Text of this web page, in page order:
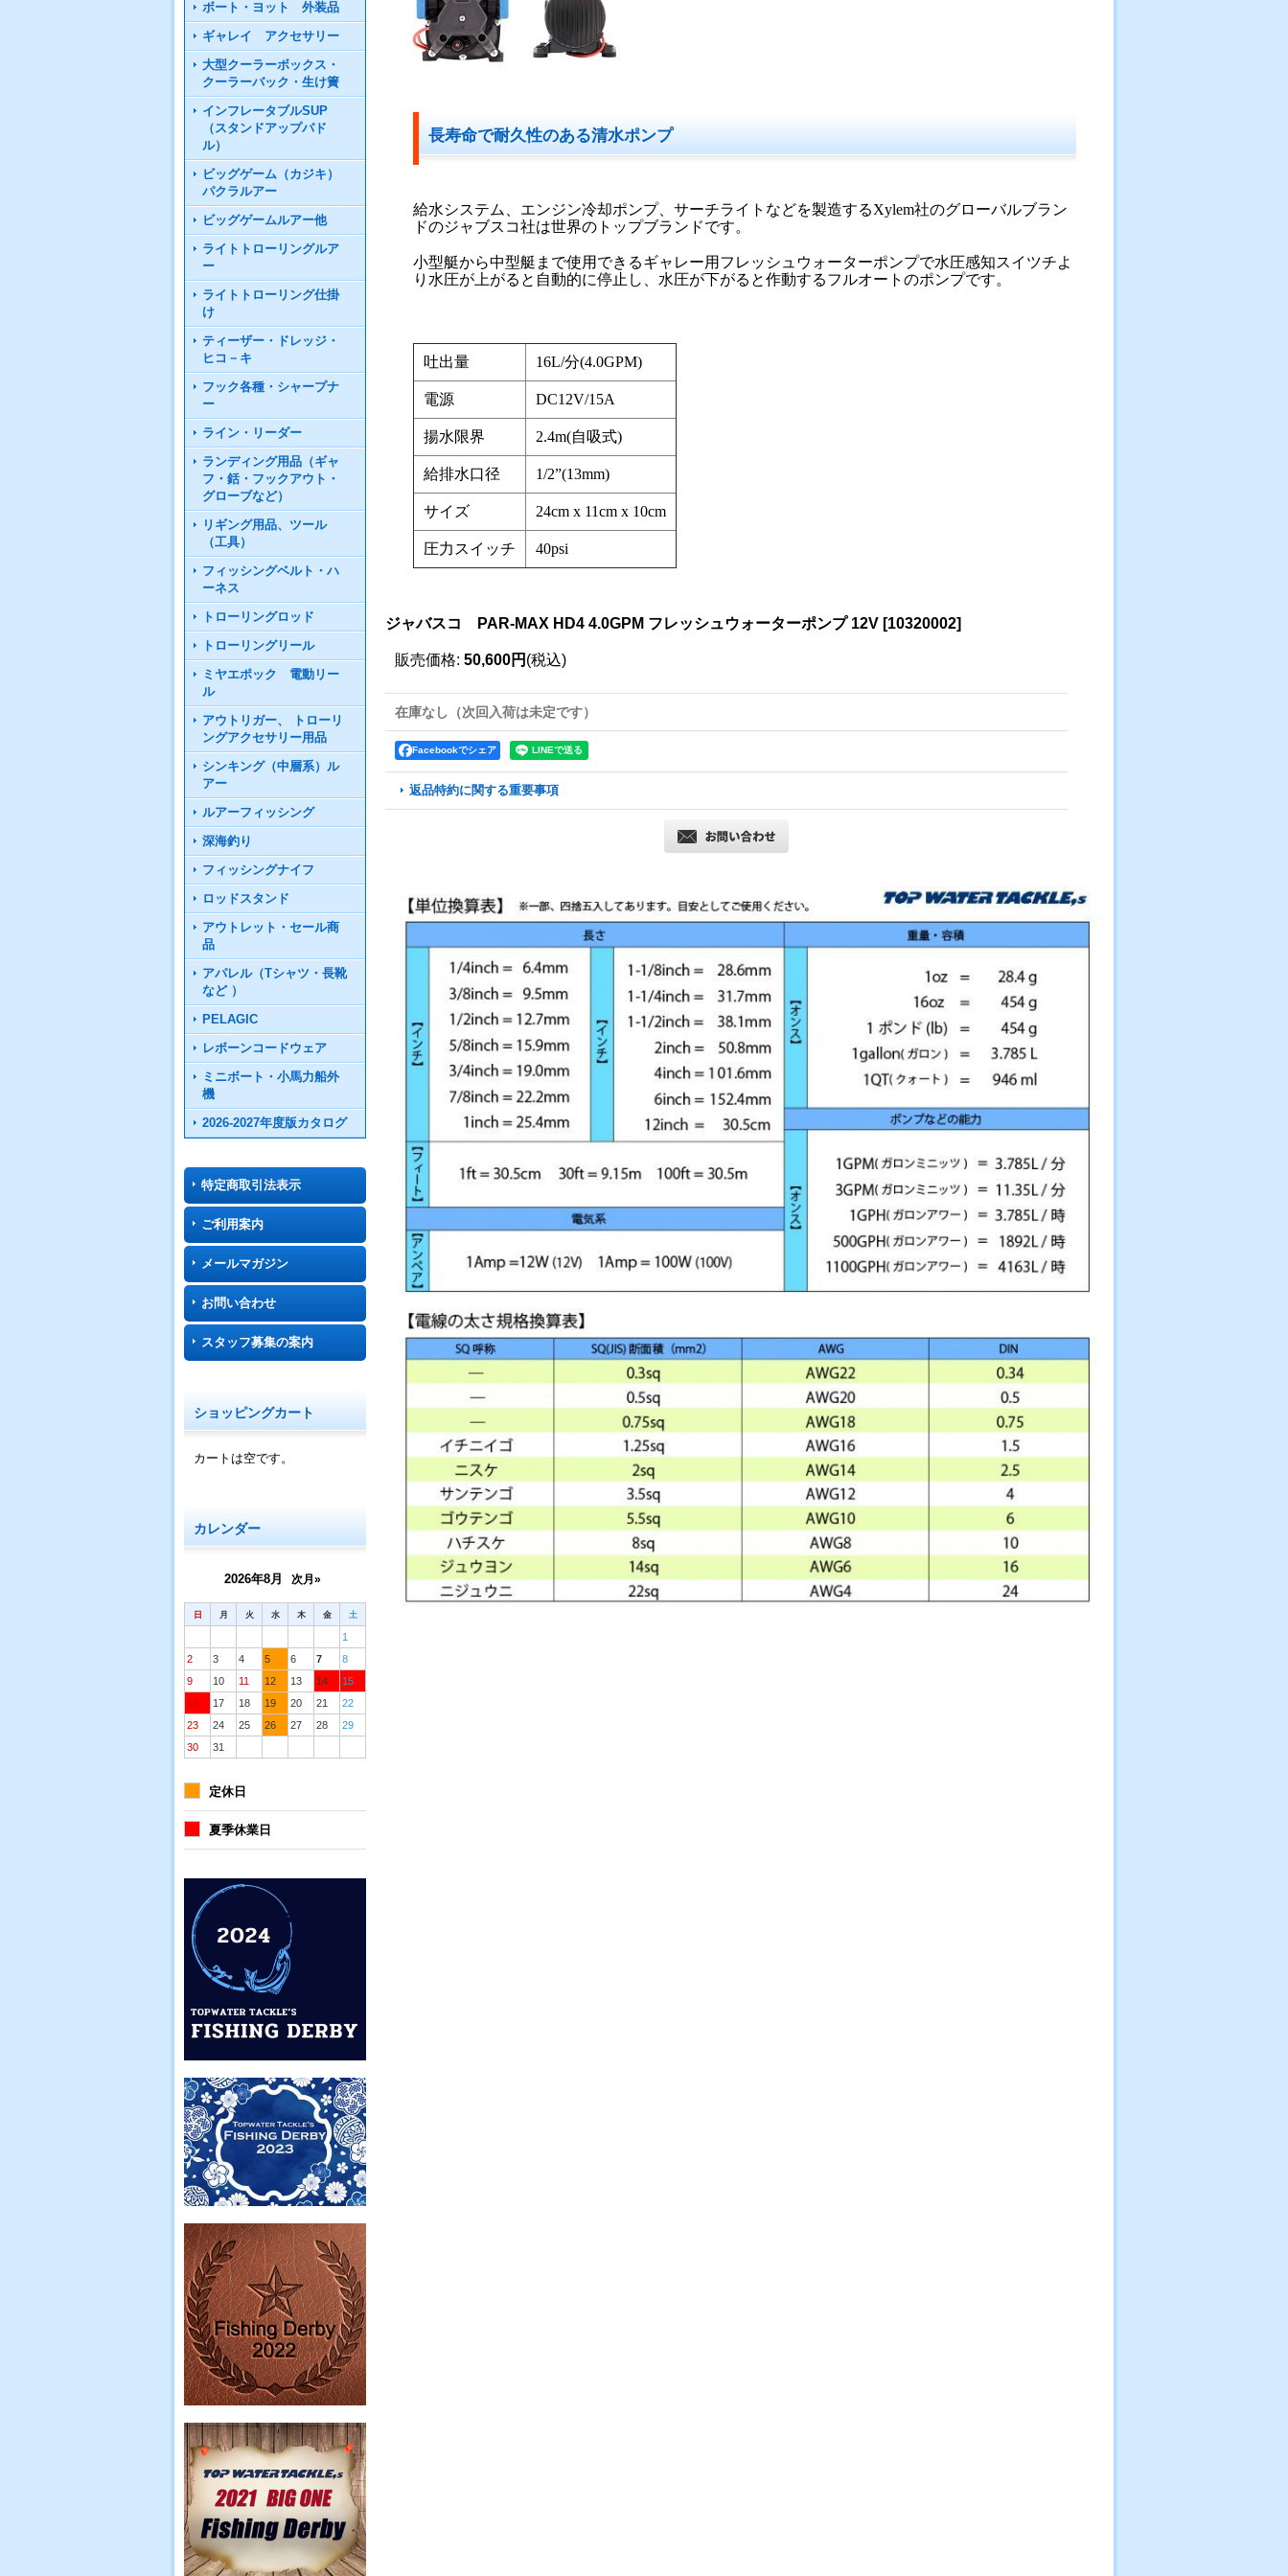
ボート・ヨット 外装品
ギャレイ アクセサリー
大型クーラーボックス・
クーラーバック・生け簀
インフレータブルSUP
（スタンドアップパド
ル）
ビッグゲーム（カジキ）
パクラルアー
ビッグゲームルアー他
ライトトローリングルア
ー
ライトトローリング仕掛
け
ティーザー・ドレッジ・
ヒコ－キ
フック各種・シャープナ
ー
ライン・リーダー
ランディング用品（ギャ
フ・銛・フックアウト・
グローブなど）
リギング用品、ツール
（工具）
フィッシングベルト・ハ
ーネス
トローリングロッド
トローリングリール
ミヤエポック 電動リー
ル
アウトリガー、 トローリ
ングアクセサリー用品
シンキング（中層系）ル
アー
ルアーフィッシング
深海釣り
フィッシングナイフ
ロッドスタンド
アウトレット・セール商
品
アパレル（Tシャツ・長靴
など ）
PELAGIC
レボーンコードウェア
ミニボート・小馬力船外
機
2026-2027年度版カタログ
特定商取引法表示
ご利用案内
メールマガジン
お問い合わせ
スタッフ募集の案内
ショッピングカート
カートは空です。
カレンダー
2026年8月 次月»
日 月 火 水 木 金 土
1
2
3 4 5 6 7
8
9
10 11 12 13 14
15
16
17 18 19 20 21
22
23
24 25 26 27 28
29
30
31
定休日
夏季休業日
長寿命で耐久性のある清水ポンプ
給水システム、エンジン冷却ポンプ、サーチライトなどを製造するXylem社のグローバルブラン
ドのジャブスコ社は世界のトップブランドです。
小型艇から中型艇まで使用できるギャレー用フレッシュウォーターポンプで水圧感知スイツチよ
り水圧が上がると自動的に停止し、水圧が下がると作動するフルオートのポンプです。
吐出量 16L/分(4.0GPM)
電源 DC12V/15A
揚水限界 2.4m(自吸式)
給排水口径 1/2”(13mm)
サイズ 24cm x 11cm x 10cm
圧力スイッチ 40psi
ジャバスコ PAR-MAX HD4 4.0GPM フレッシュウォーターポンプ 12V [10320002]
販売価格: 50,600円 (税込)
在庫なし（次回入荷は未定です）
Facebookでシェア
返品特約に関する重要事項